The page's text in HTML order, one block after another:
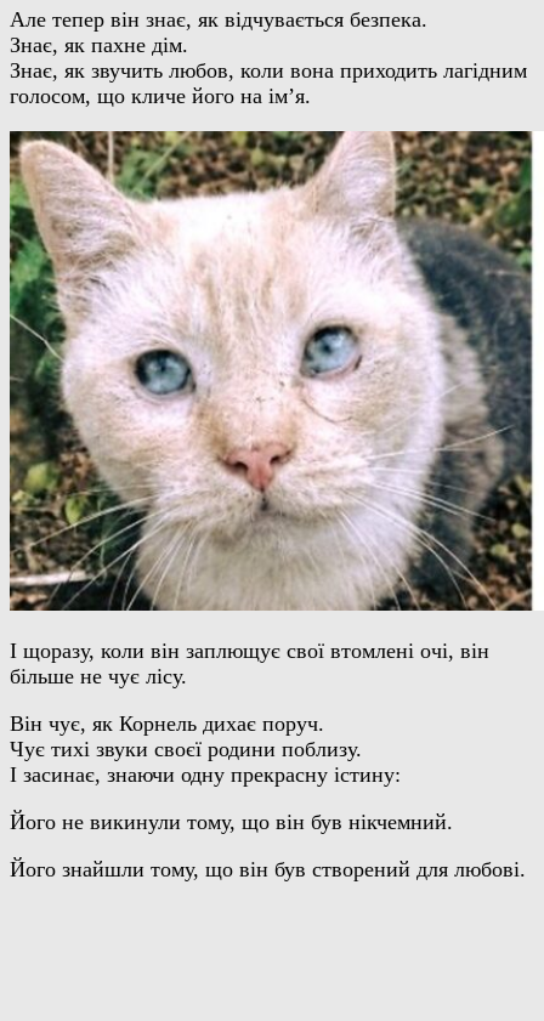
Але тепер він знає, як відчувається безпека.
Знає, як пахне дім.
Знає, як звучить любов, коли вона приходить лагідним
голосом, що кличе його на ім’я.
І щоразу, коли він заплющує свої втомлені очі, він
більше не чує лісу.
Він чує, як Корнель дихає поруч.
Чує тихі звуки своєї родини поблизу.
І засинає, знаючи одну прекрасну істину:
Його не викинули тому, що він був нікчемний.
Його знайшли тому, що він був створений для любові.